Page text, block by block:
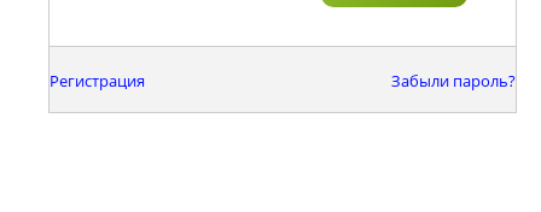
Регистрация Забыли пароль?